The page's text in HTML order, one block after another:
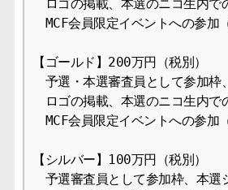
ロゴの掲載、本選のニコ生内で
MCF会員限定イベントへの参加
【ゴールド】200万円（税別）
予選・本選審査員として参加枠
ロゴの掲載、本選のニコ生内で
MCF会員限定イベントへの参加
【シルバー】100万円（税別）
予選審査員として参加枠、本選